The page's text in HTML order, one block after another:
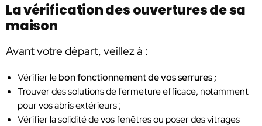
La vérification des ouvertures de sa
maison
Avant votre départ, veillez à :
Vérifier lebon fonctionnement de vos serrures ;
Trouver des solutions de fermeture efficace, notamment
pour vos abris extérieurs ;
Vérifier la solidité de vos fenêtres ou poser des vitrages